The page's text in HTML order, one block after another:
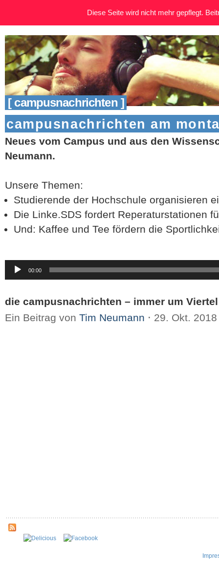
[ campusnachrichten ]
campusnachrichten am
Neues vom Campus und aus den
Neumann.
Unsere Themen:
Studierende der Hochschule organisieren
Die Linke.SDS fordert Reperaturstationen
Und: Kaffee und Tee fördern die
Audio-
Player
00:00
die campusnachrichten – immer um
Ein Beitrag von Tim Neumann ⋅ 29. Okt.
Diese Seite wird nicht mehr gepflegt.